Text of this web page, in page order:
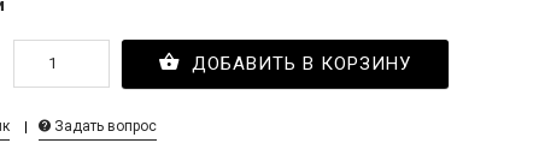
ДОБАВИТЬ В КОРЗИНУ
Задать вопрос